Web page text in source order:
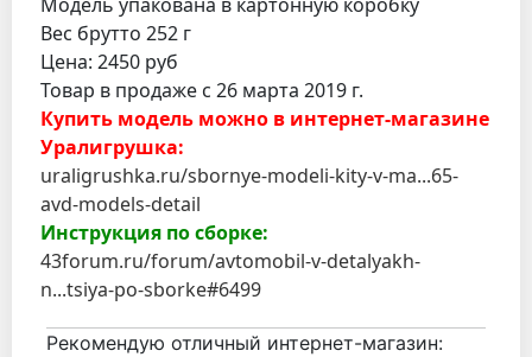
Вес брутто 252 г
Цена: 2450 руб
Товар в продаже с 26 марта 2019 г.
Купить модель можно в интернет-магазине
Уралигрушка:
uraligrushka.ru/sbornye-modeli-kity-v-ma...65-
avd-models-detail
Инструкция по сборке:
43forum.ru/forum/avtomobil-v-detalyakh-
n...tsiya-po-sborke#6499
Рекомендую отличный интернет-магазин: